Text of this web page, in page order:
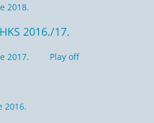
2018.
HKS 2016./17.
2017. Play off
2016.